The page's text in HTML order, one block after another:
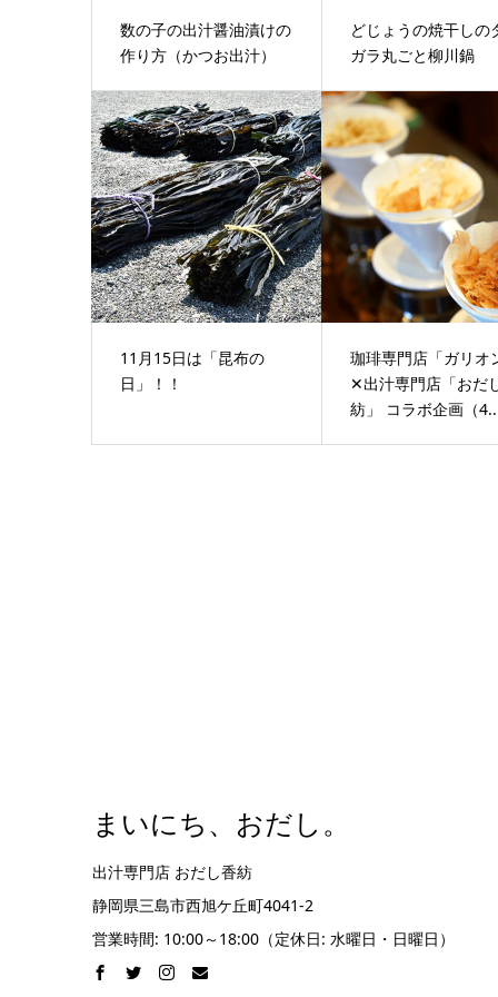
数の子の出汁醤油漬けの
作り方（かつお出汁）
どじょうの焼干しの
ガラ丸ごと柳川鍋
11月15日は「昆布の
日」！！
珈琲専門店「ガリオ
✕出汁専門店「おだ
紡」 コラボ企画（
まいにち、おだし。
出汁専門店 おだし香紡
静岡県三島市西旭ケ丘町4041-2
営業時間: 10:00～18:00（定休日: 水曜日・日曜日）